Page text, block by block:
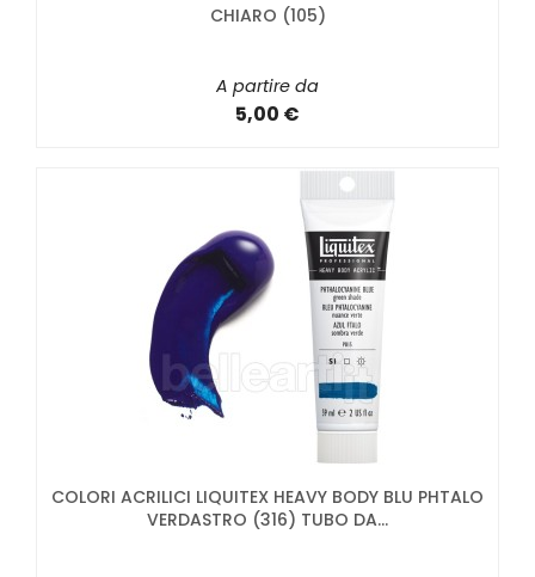
CHIARO (105)
A partire da
5,00 €
COLORI ACRILICI LIQUITEX HEAVY BODY BLU PHTALO
VERDASTRO (316) TUBO DA...